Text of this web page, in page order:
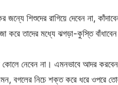
শিশুদের রাগিয়ে দেবেন না,
করে তাদের মধ্যে ঝগড়া-কুস্তি
নেবেন না। এমনভাবে আদর করবেন
বগলের নিচে শক্ত করে ধরে ওপরে